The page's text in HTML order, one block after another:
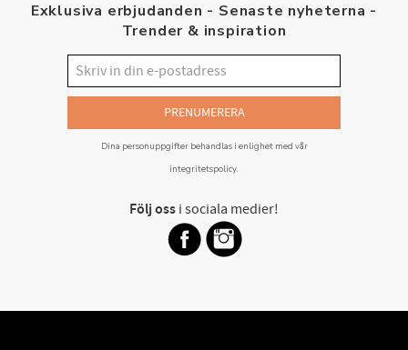
Exklusiva erbjudanden - Senaste nyheterna -
Trender & inspiration
PRENUMERERA
Dina personuppgifter behandlas i enlighet med vår
integritetspolicy.
Följ oss i sociala medier!